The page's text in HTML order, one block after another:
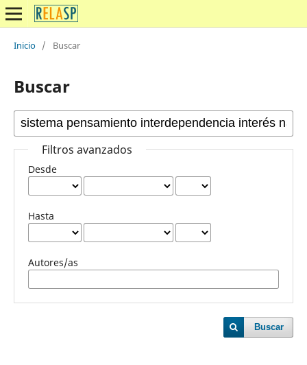
Inicio / Buscar
Buscar
Filtros avanzados
Desde
Hasta
Autores/as
Buscar